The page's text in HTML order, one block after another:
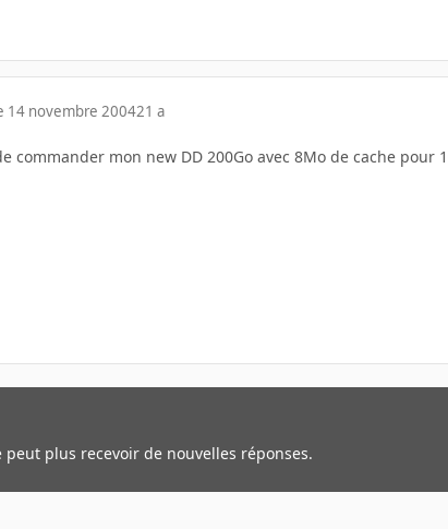
14 novembre 200421 a
commander mon new DD 200Go avec 8Mo de cache pour
plus recevoir de nouvelles réponses.